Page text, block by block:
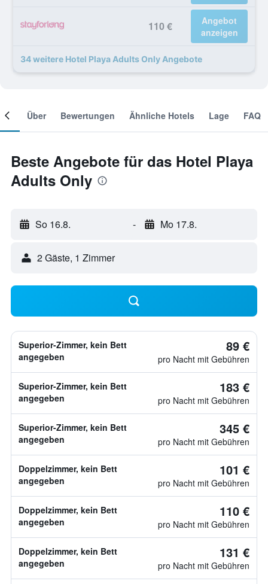
110 €
Angebot
anzeigen
34 weitere Hotel Playa Adults Only Angebote
Über Bewertungen Ähnliche Hotels Lage FAQ
Beste Angebote für das Hotel Playa
Adults Only
So 16.8. - Mo 17.8.
2 Gäste, 1 Zimmer
Superior-Zimmer, kein Bett
angegeben
89 €
pro Nacht mit Gebühren
Superior-Zimmer, kein Bett
angegeben
183 €
pro Nacht mit Gebühren
Superior-Zimmer, kein Bett
angegeben
345 €
pro Nacht mit Gebühren
Doppelzimmer, kein Bett
angegeben
101 €
pro Nacht mit Gebühren
Doppelzimmer, kein Bett
angegeben
110 €
pro Nacht mit Gebühren
Doppelzimmer, kein Bett
angegeben
131 €
pro Nacht mit Gebühren